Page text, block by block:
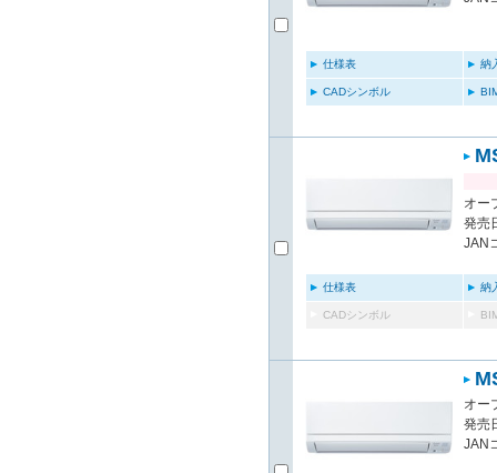
仕様表 納
CADシンボル
オー
発売
JAN
仕様表 納
CADシンボル
オー
発売
JAN